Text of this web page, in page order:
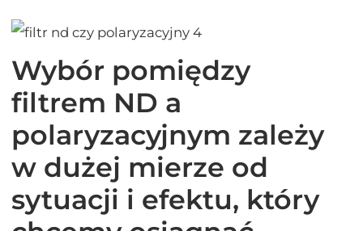
Wybór pomiędzy
filtrem ND a
polaryzacyjnym zależy
w dużej mierze od
sytuacji i efektu, który